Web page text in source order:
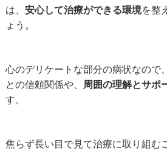
は、 安心して治療ができる環境を整
ょう。
心のデリケートな部分の病状なので
との信頼関係や、
周囲の理解とサポ
す。
焦らず長い目で見て治療に取り組む